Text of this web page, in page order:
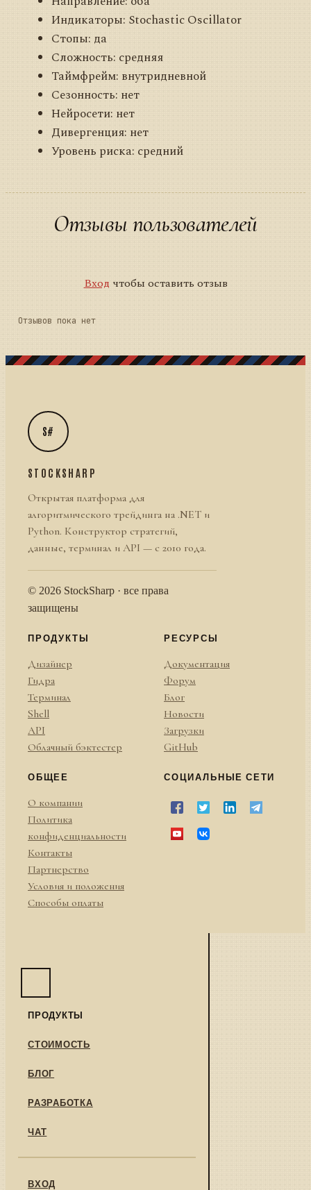
Индикаторы: Stochastic Oscillator
Стопы: да
Сложность: средняя
Таймфрейм: внутридневной
Сезонность: нет
Нейросети: нет
Дивергенция: нет
Уровень риска: средний
Отзывы пользователей
Вход чтобы оставить отзыв
Отзывов пока нет
S#
STOCKSHARP
Открытая платформа для
алгоритмического трейдинга на .NET и
Python. Конструктор стратегий,
данные, терминал и API — с 2010 года.
© 2026 StockSharp · все права
защищены
ПРОДУКТЫ
Дизайнер
Гидра
Терминал
Shell
API
Облачный бэктестер
РЕСУРСЫ
Документация
Форум
Блог
Новости
Загрузки
GitHub
ОБЩЕЕ
О компании
Политика
конфиденциальности
Контакты
Партнерство
Условия и положения
Способы оплаты
СОЦИАЛЬНЫЕ СЕТИ
ПРОДУКТЫ
СТОИМОСТЬ
БЛОГ
РАЗРАБОТКА
ЧАТ
ВХОД